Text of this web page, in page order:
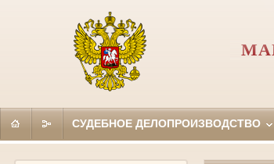
СУДЕБНОЕ ДЕЛОПРОИЗВОДСТВО